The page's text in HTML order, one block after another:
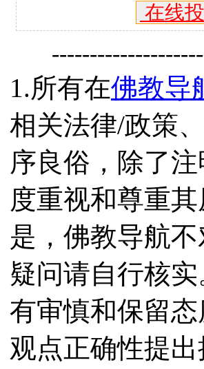
在线
1.所有在佛教导
相关法律/政策
序良俗，除了
度重视和尊重
是，佛教导航
疑问请自行核
有审慎和保留
观点正确性提出